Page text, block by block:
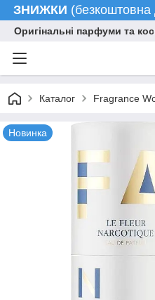
ЗНИЖКИ
Оригінальні парфуми та
Каталог Fragrance
Новинка